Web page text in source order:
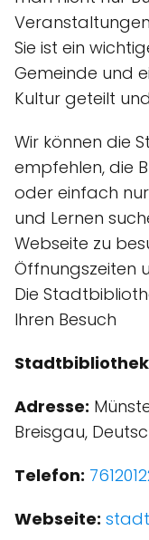
Sie ist ein
Gemeinde und
Kultur geteilt
Wir können die
empfehlen, die
oder einfach
und Lernen
Webseite zu
Öffnungszeiten
Die
Ihren Besuch
Adresse:
Breisgau,
Telefon:
Webseite: